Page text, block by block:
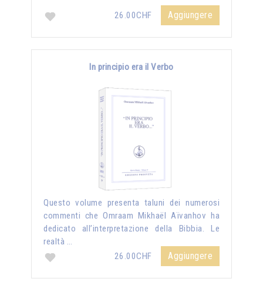
26.00CHF Aggiungere
In principio era il Verbo
Questo volume presenta taluni dei numerosi
commenti che Omraam Mikhaël Aïvanhov ha
dedicato all’interpretazione della Bibbia. Le
realtà …
26.00CHF
Aggiungere